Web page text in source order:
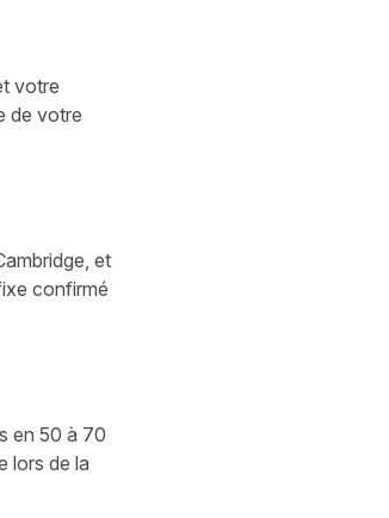
votre
de votre
et
confirmé
en 50 à 70
lors de la